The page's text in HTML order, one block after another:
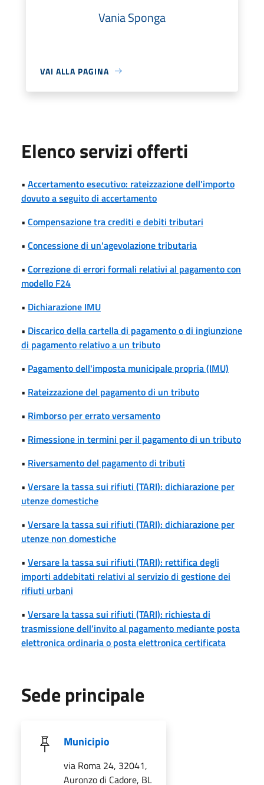
Vania Sponga
VAI ALLA PAGINA
Elenco servizi offerti
• Accertamento esecutivo: rateizzazione dell'importo
dovuto a seguito di accertamento
• Compensazione tra crediti e debiti tributari
• Concessione di un'agevolazione tributaria
• Correzione di errori formali relativi al pagamento con
modello F24
• Dichiarazione IMU
• Discarico della cartella di pagamento o di ingiunzione
di pagamento relativo a un tributo
• Pagamento dell'imposta municipale propria (IMU)
• Rateizzazione del pagamento di un tributo
• Rimborso per errato versamento
• Rimessione in termini per il pagamento di un tributo
• Riversamento del pagamento di tributi
• Versare la tassa sui rifiuti (TARI): dichiarazione per
utenze domestiche
• Versare la tassa sui rifiuti (TARI): dichiarazione per
utenze non domestiche
• Versare la tassa sui rifiuti (TARI): rettifica degli
importi addebitati relativi al servizio di gestione dei
rifiuti urbani
• Versare la tassa sui rifiuti (TARI): richiesta di
trasmissione dell’invito al pagamento mediante posta
elettronica ordinaria o posta elettronica certificata
Sede principale
Municipio
via Roma 24, 32041,
Auronzo di Cadore, BL